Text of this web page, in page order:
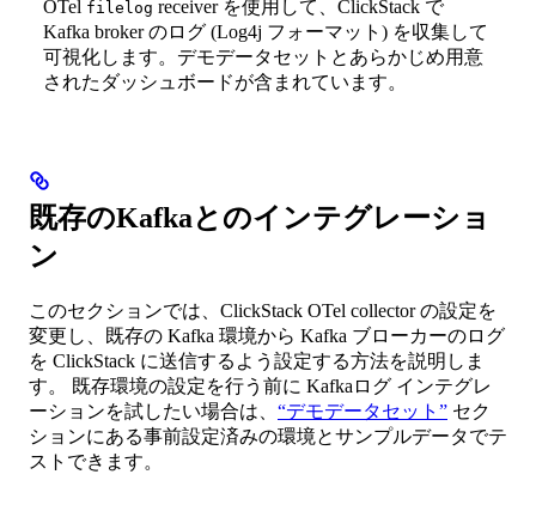
OTel filelog receiver を使用して、ClickStack で
Kafka broker のログ (Log4j フォーマット) を収集して
可視化します。デモデータセットとあらかじめ用意
されたダッシュボードが含まれています。
既存のKafkaとのインテグレーショ
ン
このセクションでは、ClickStack OTel collector の設定を
変更し、既存の Kafka 環境から Kafka ブローカーのログ
を ClickStack に送信するよう設定する方法を説明しま
す。 既存環境の設定を行う前に Kafkaログ インテグレ
ーションを試したい場合は、 “デモデータセット” セク
ションにある事前設定済みの環境とサンプルデータでテ
ストできます。